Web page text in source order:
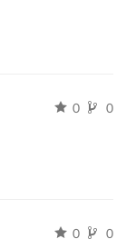
0 0
0 0